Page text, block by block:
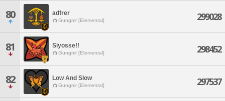
80 adfrer
Gungnir [Elemental] 299028
81 Siyosse!!
Gungnir [Elemental] 298452
82 Low And Slow
Gungnir [Elemental] 297537